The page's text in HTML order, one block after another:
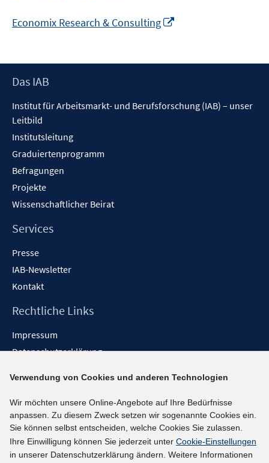
Economix Research & Consulting
öffnen
Footer
Das IAB
Institut für Arbeitsmarkt- und Berufsforschung (IAB) – unser
Leitbild
Institutsleitung
Graduiertenprogramm
Befragungen
Projekte
Wissenschaftlicher Beirat
Services
Presse
IAB-Newsletter
Kontakt
Rechtliche Links
Impressum
Datenschutzerklärung
Barrieren melden
Social-Media-Kanäle
BlueSky
YouTube
Verwendung von Cookies und anderen Technologien
Wir möchten unsere Online-Angebote auf Ihre Bedürfnisse
anpassen. Zu diesem Zweck setzen wir sogenannte Cookies ein.
Sie können selbst entscheiden, welche Cookies Sie zulassen.
Ihre Einwilligung können Sie jederzeit unter Cookie-Einstellungen
in unserer Datenschutzerklärung ändern. Weitere Informationen